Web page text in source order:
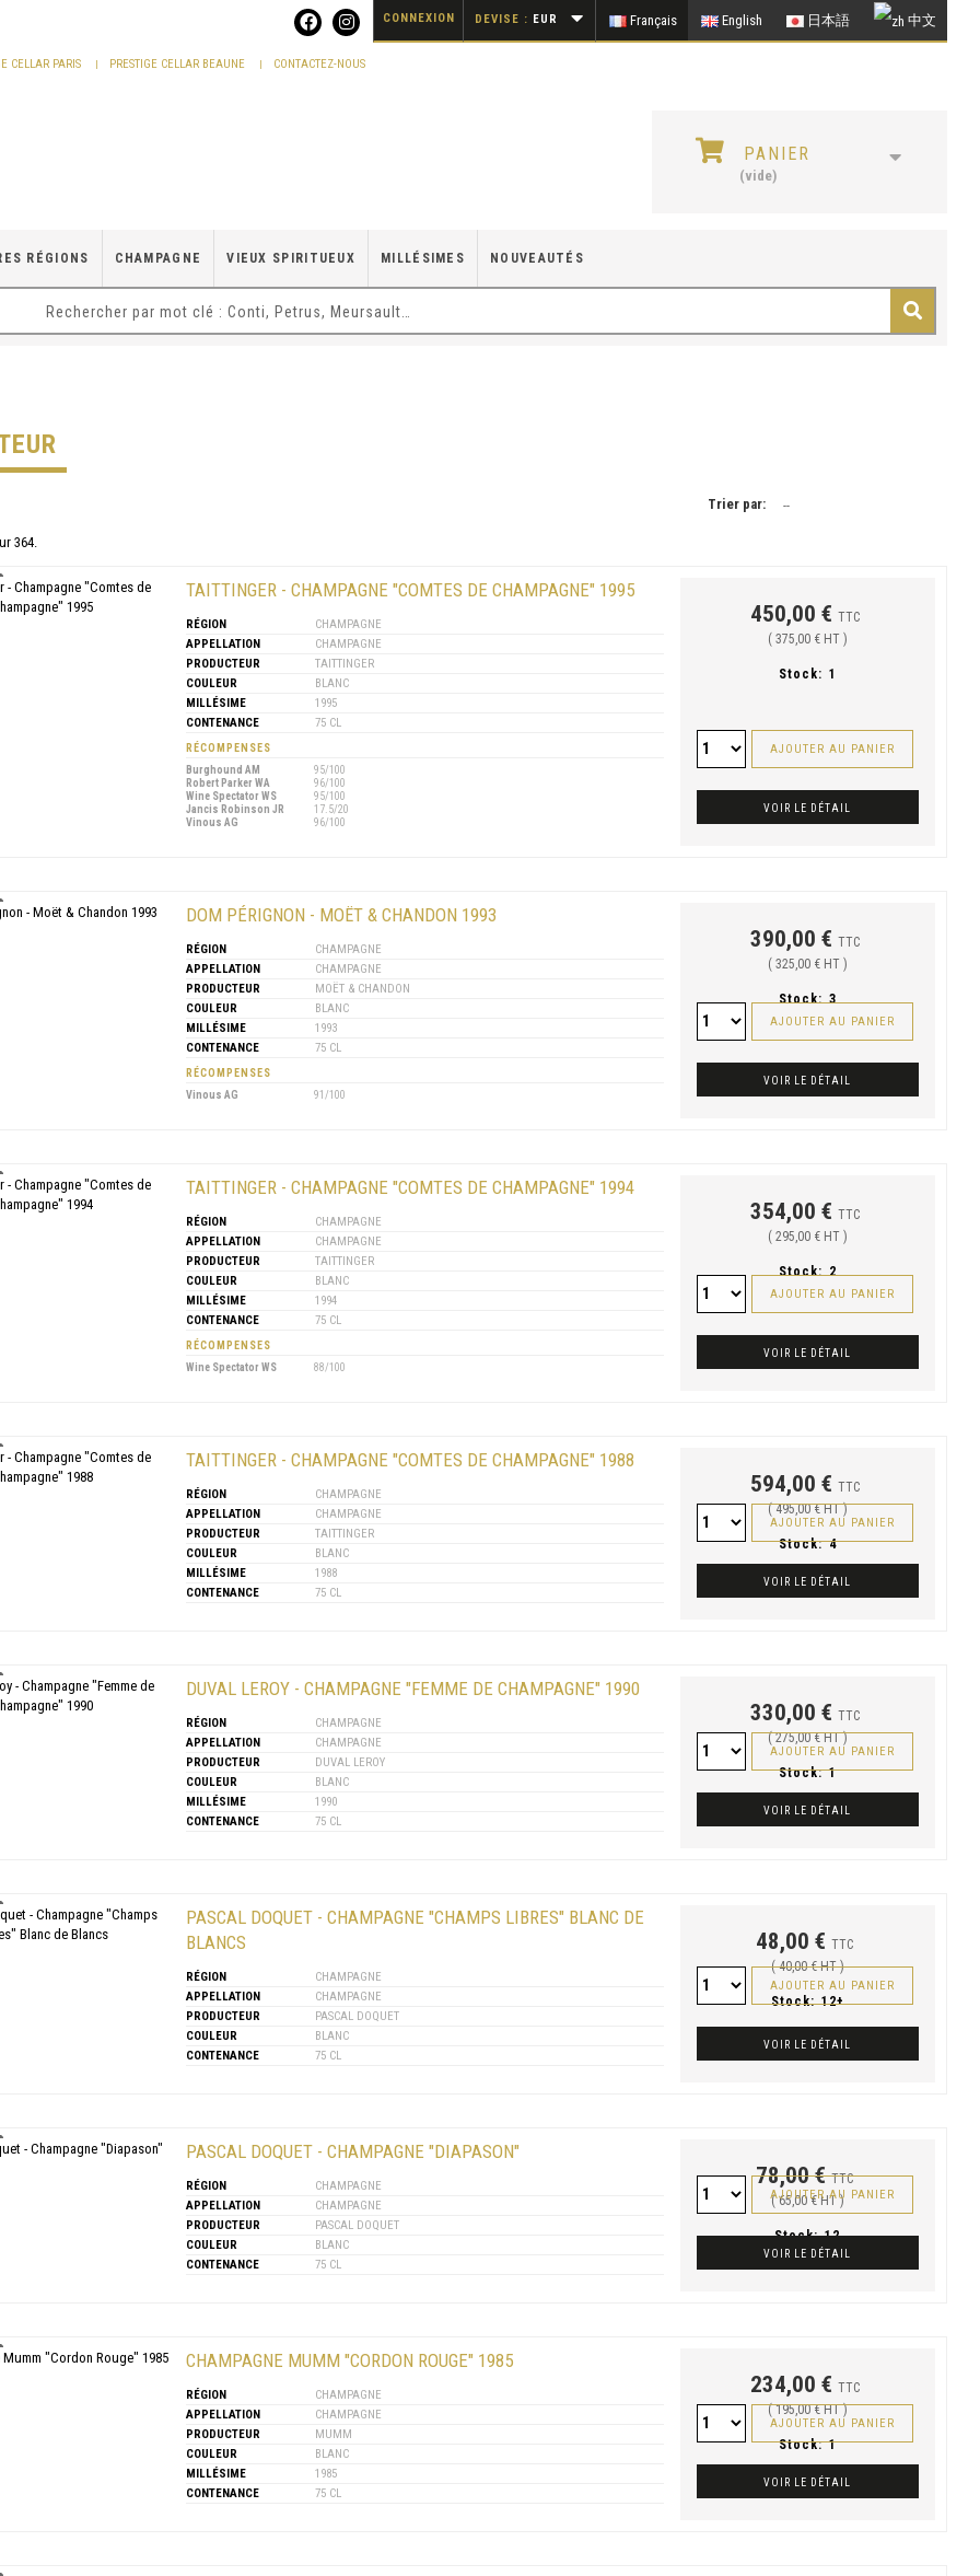
Français English 日本語 中文
DEVISE : EUR
CONNEXION
CELLAR PARIS PRESTIGE CELLAR BEAUNE CONTACTEZ-NOUS
PANIER
(vide)
RÉGIONS CHAMPAGNE VIEUX SPIRITUEUX MILLÉSIMES NOUVEAUTÉS
Trier par: --
364.
TAITTINGER - CHAMPAGNE "COMTES DE CHAMPAGNE" 1995
RÉGION
CHAMPAGNE
APPELLATION
CHAMPAGNE
PRODUCTEUR
TAITTINGER
COULEUR
BLANC
MILLÉSIME
1995
CONTENANCE
75 CL
RÉCOMPENSES
Burghound AM
95/100
Robert Parker WA
96/100
Wine Spectator WS
95/100
Jancis Robinson JR
17.5/20
Vinous AG
96/100
450,00 € TTC
( 375,00 € HT )
Stock: 1
AJOUTER AU PANIER
VOIR LE DÉTAIL
DOM PÉRIGNON - MOËT & CHANDON 1993
RÉGION
CHAMPAGNE
APPELLATION
CHAMPAGNE
PRODUCTEUR
MOËT & CHANDON
COULEUR
BLANC
MILLÉSIME
1993
CONTENANCE
75 CL
RÉCOMPENSES
Vinous AG
91/100
390,00 € TTC
( 325,00 € HT )
Stock: 3
AJOUTER AU PANIER
VOIR LE DÉTAIL
TAITTINGER - CHAMPAGNE "COMTES DE CHAMPAGNE" 1994
RÉGION
CHAMPAGNE
APPELLATION
CHAMPAGNE
PRODUCTEUR
TAITTINGER
COULEUR
BLANC
MILLÉSIME
1994
CONTENANCE
75 CL
RÉCOMPENSES
Wine Spectator WS
88/100
354,00 € TTC
( 295,00 € HT )
Stock: 2
AJOUTER AU PANIER
VOIR LE DÉTAIL
TAITTINGER - CHAMPAGNE "COMTES DE CHAMPAGNE" 1988
RÉGION
CHAMPAGNE
APPELLATION
CHAMPAGNE
PRODUCTEUR
TAITTINGER
COULEUR
BLANC
MILLÉSIME
1988
CONTENANCE
75 CL
594,00 € TTC
( 495,00 € HT )
Stock: 4
AJOUTER AU PANIER
VOIR LE DÉTAIL
DUVAL LEROY - CHAMPAGNE "FEMME DE CHAMPAGNE" 1990
RÉGION
CHAMPAGNE
APPELLATION
CHAMPAGNE
PRODUCTEUR
DUVAL LEROY
COULEUR
BLANC
MILLÉSIME
1990
CONTENANCE
75 CL
330,00 € TTC
( 275,00 € HT )
Stock: 1
AJOUTER AU PANIER
VOIR LE DÉTAIL
PASCAL DOQUET - CHAMPAGNE "CHAMPS LIBRES" BLANC DE
BLANCS
RÉGION
CHAMPAGNE
APPELLATION
CHAMPAGNE
PRODUCTEUR
PASCAL DOQUET
COULEUR
BLANC
CONTENANCE
75 CL
48,00 € TTC
( 40,00 € HT )
Stock: 12+
AJOUTER AU PANIER
VOIR LE DÉTAIL
PASCAL DOQUET - CHAMPAGNE "DIAPASON"
RÉGION
CHAMPAGNE
APPELLATION
CHAMPAGNE
PRODUCTEUR
PASCAL DOQUET
COULEUR
BLANC
CONTENANCE
75 CL
78,00 € TTC
( 65,00 € HT )
Stock: 12
AJOUTER AU PANIER
VOIR LE DÉTAIL
CHAMPAGNE MUMM "CORDON ROUGE" 1985
RÉGION
CHAMPAGNE
APPELLATION
CHAMPAGNE
PRODUCTEUR
MUMM
COULEUR
BLANC
MILLÉSIME
1985
CONTENANCE
75 CL
234,00 € TTC
( 195,00 € HT )
Stock: 1
AJOUTER AU PANIER
VOIR LE DÉTAIL